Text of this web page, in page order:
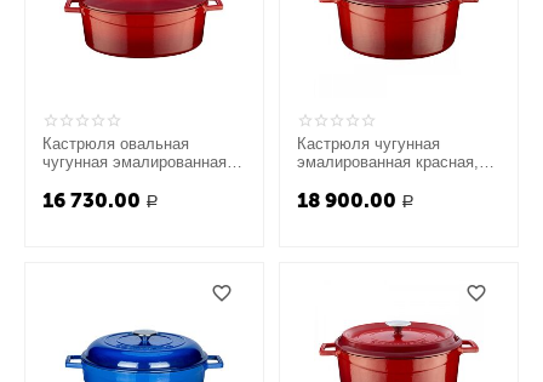
Кастрюля овальная
чугунная эмалированная
16 730.00 Р
Кастрюля чугунная
эмалированная красная,
18 900.00 Р